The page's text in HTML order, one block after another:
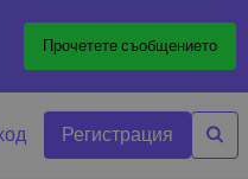
Прочетете съобщението
Регистрация